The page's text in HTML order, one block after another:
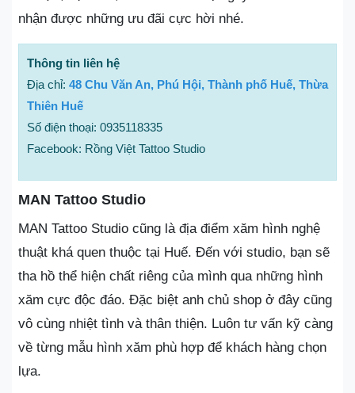
nhận được những ưu đãi cực hời nhé.
Thông tin liên hệ
Địa chỉ: 48 Chu Văn An, Phú Hội, Thành phố Huế, Thừa
Thiên Huế
Số điện thoại: 0935118335
Facebook: Rồng Việt Tattoo Studio
MAN Tattoo Studio
MAN Tattoo Studio cũng là địa điểm xăm hình nghệ
thuật khá quen thuộc tại Huế. Đến với studio, bạn sẽ
tha hồ thể hiện chất riêng của mình qua những hình
xăm cực độc đáo. Đặc biệt anh chủ shop ở đây cũng
vô cùng nhiệt tình và thân thiện. Luôn tư vấn kỹ càng
về từng mẫu hình xăm phù hợp để khách hàng chọn
lựa.